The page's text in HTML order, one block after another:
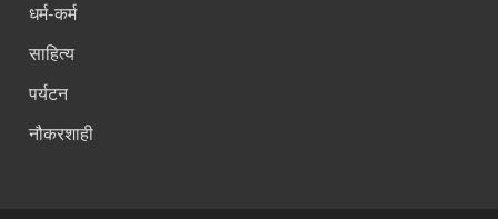
धर्म-कर्म
साहित्य
पर्यटन
नौकरशाही